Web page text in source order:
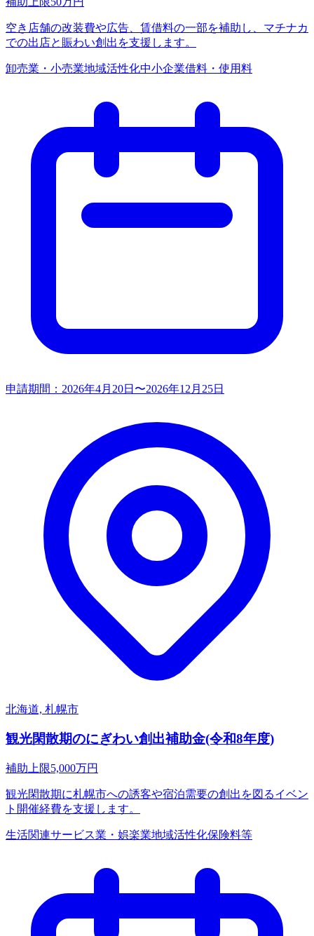
空き店舗の改装費や広告、賃借料の一部を補助し、マチナカ
での出店と賑わい創出を支援します。
卸売業・小売業地域活性化中小企業借料・使用料
申請期間： 2026年4月20日〜2026年12月25日
北海道, 札幌市
観光閑散期のにぎわい創出補助金(令和8年度)
補助上限5,000万円
観光閑散期に札幌市への誘客や宿泊需要の創出を図るイベン
ト開催経費を支援します。
生活関連サービス業・娯楽業地域活性化保険料等